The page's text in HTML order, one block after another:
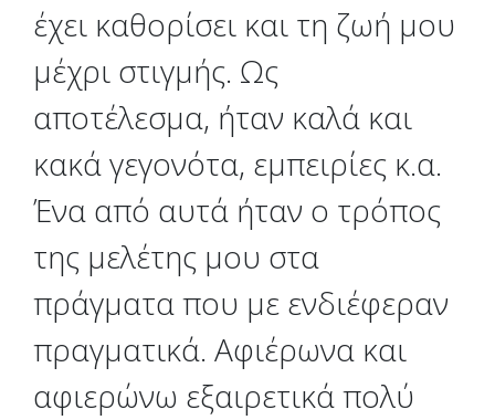
έχει καθορίσει και τη ζωή μου
μέχρι στιγμής. Ως
αποτέλεσμα, ήταν καλά και
κακά γεγονότα, εμπειρίες κ.α.
Ένα από αυτά ήταν ο τρόπος
της μελέτης μου στα
πράγματα που με ενδιέφεραν
πραγματικά. Αφιέρωνα και
αφιερώνω εξαιρετικά πολύ